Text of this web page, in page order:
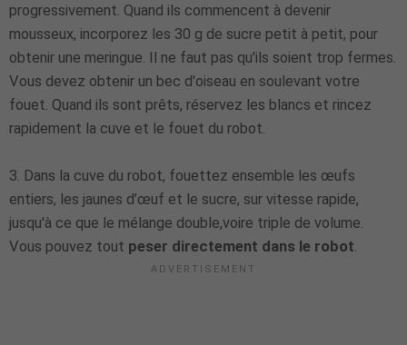
progressivement. Quand ils commencent à devenir
mousseux, incorporez les 30 g de sucre petit à petit, pour
obtenir une meringue. Il ne faut pas qu'ils soient trop fermes.
Vous devez obtenir un bec d'oiseau en soulevant votre
fouet. Quand ils sont prêts, réservez les blancs et rincez
rapidement la cuve et le fouet du robot.
3. Dans la cuve du robot, fouettez ensemble les œufs
entiers, les jaunes d’œuf et le sucre, sur vitesse rapide,
jusqu'à ce que le mélange double,voire triple de volume.
Vous pouvez tout peser directement dans le robot.